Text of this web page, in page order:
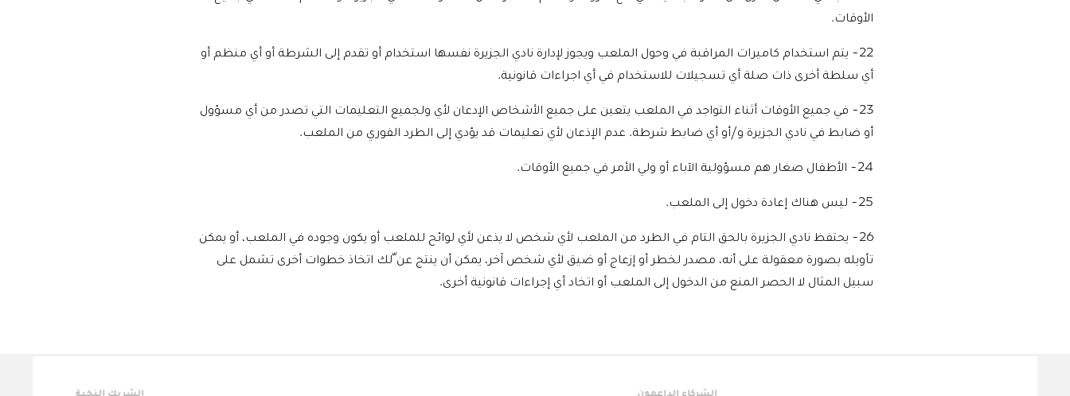
الأوقات.
22- يتم استخدام كاميرات المراقبة في وحول الملعب ويجوز لإدارة نادي الجزيرة نفسها استخدام أو تقدم إلى الشرطة أو أي منظم أو
أي سلطة أخرى ذات صلة أي تسجيلات للاستخدام في أي اجراءات قانونية.
23- في جميع الأوقات أثناء التواجد في الملعب يتعين على جميع الأشخاص الإدعان لأي ولجميع التعليمات التي تصدر من أي مسؤول
أو ضابط في نادي الجزيرة و/أو أي ضابط شرطة. عدم الإذعان لأي تعليمات قد يؤدي إلى الطرد الفوري من الملعب.
24- الأطفال صغار هم مسؤولية الآباء أو ولي الأمر في جميع الأوقات.
25- ليس هناك إعادة دخول إلى الملعب.
26- يحتفظ نادي الجزيرة بالحق التام في الطرد من الملعب لأي شخص لا يذعن لأي لوائح للملعب أو يكون وجوده في الملعب، أو يمكن
تأويله بصورة معقولة على أنه، مصدر لخطر أو إزعاج أو ضيق لأي شخص آخر، يمكن أن ينتج عن ّلك اتخاذ خطوات أخرى تشمل على
سبيل المثال لا الحصر المنع من الدخول إلى الملعب أو اتخاد أي إجراءات قانونية أخرى.
الشركاء الرئيسيون